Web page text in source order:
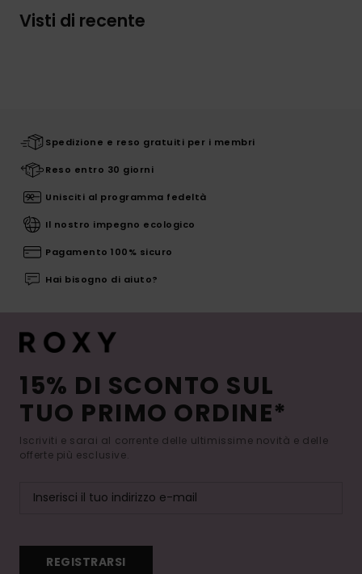
Visti di recente
Spedizione e reso gratuiti per i membri
Reso entro 30 giorni
Unisciti al programma fedeltà
Il nostro impegno ecologico
Pagamento 100% sicuro
Hai bisogno di aiuto?
15% DI SCONTO SUL
TUO PRIMO ORDINE*
Iscriviti e sarai al corrente delle ultimissime novità e delle
offerte più esclusive.
REGISTRARSI